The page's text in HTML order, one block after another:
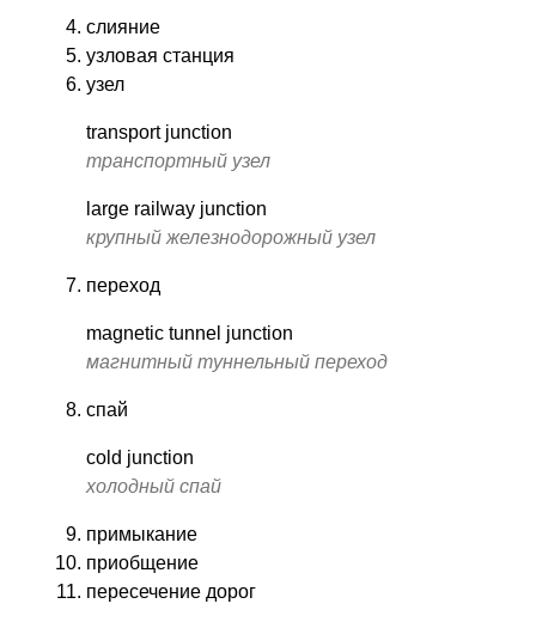
слияние
узловая станция
узел
transport junction
транспортный узел
large railway junction
крупный железнодорожный узел
переход
magnetic tunnel junction
магнитный туннельный переход
спай
cold junction
холодный спай
примыкание
приобщение
пересечение дорог